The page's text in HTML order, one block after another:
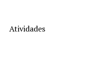
Atividades